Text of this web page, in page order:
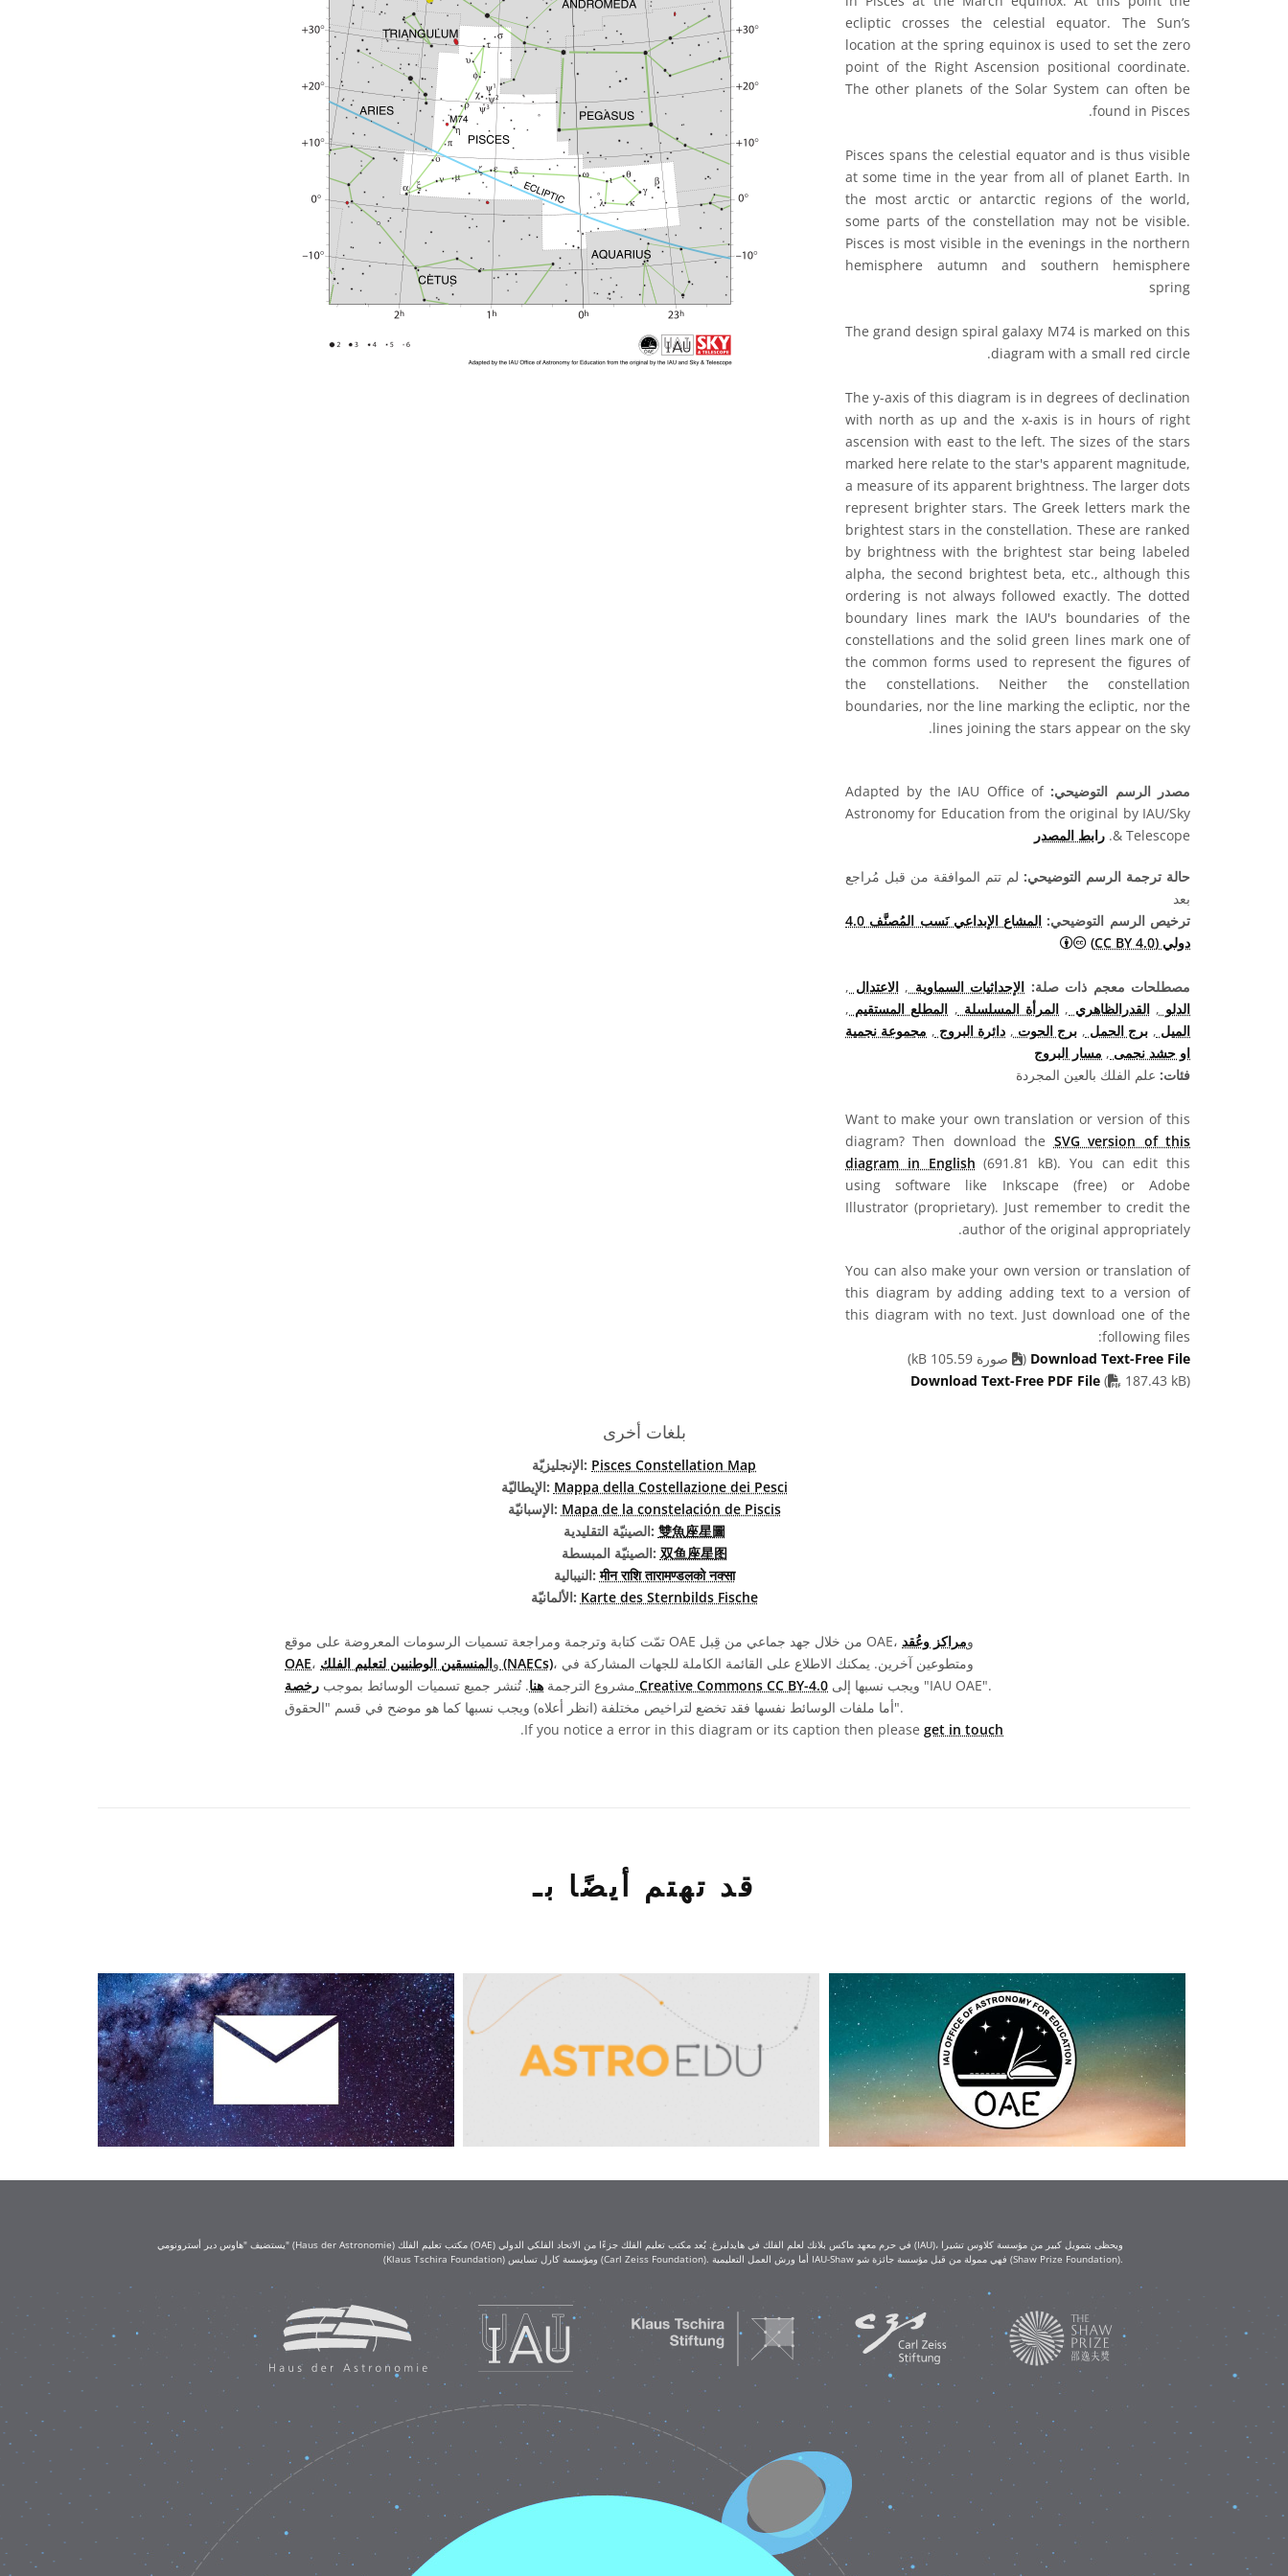
ecliptic crosses the celestial equator. The Sun’s
location at the spring equinox is used to set the zero
point of the Right Ascension positional coordinate.
The other planets of the Solar System can often be
found in Pisces.
Pisces spans the celestial equator and is thus visible
at some time in the year from all of planet Earth. In
the most arctic or antarctic regions of the world,
some parts of the constellation may not be visible.
Pisces is most visible in the evenings in the northern
hemisphere autumn and southern hemisphere
spring
The grand design spiral galaxy M74 is marked on this
diagram with a small red circle.
The y-axis of this diagram is in degrees of declination
with north as up and the x-axis is in hours of right
ascension with east to the left. The sizes of the stars
marked here relate to the star's apparent magnitude,
a measure of its apparent brightness. The larger dots
represent brighter stars. The Greek letters mark the
brightest stars in the constellation. These are ranked
by brightness with the brightest star being labeled
alpha, the second brightest beta, etc., although this
ordering is not always followed exactly. The dotted
boundary lines mark the IAU's boundaries of the
constellations and the solid green lines mark one of
the common forms used to represent the figures of
the constellations. Neither the constellation
boundaries, nor the line marking the ecliptic, nor the
lines joining the stars appear on the sky.
مصدر الرسم التوضيحي: Adapted by the IAU Office of
Astronomy for Education from the original by IAU/Sky
& Telescope. رابط المصدر
حالة ترجمة الرسم التوضيحي: لم تتم الموافقة من قبل مُراجع
بعد
ترخيص الرسم التوضيحي:
المشاع الإبداعي نَسب المُصنَّف 4.0
دولي (CC BY 4.0)
المشاع الإبداعي نَسب المُصنَّف 4.0 دولي (CC BY 4.0) أيقونات
مصطلحات معجم ذات صلة: الإحداثيات السماوية ,الاعتدال ,
الدلو ,القدرالظاهري , المرأة المسلسلة , المطلع المستقيم ,
الميل , برج الحمل , برج الحوت , دائرة البروج , مجموعة نجمية
او حشد نجمى , مسار البروج
فئات: علم الفلك بالعين المجردة
Want to make your own translation or version of this
diagram? Then download the SVG version of this
diagram in English (691.81 kB). You can edit this
using software like Inkscape (free) or Adobe
Illustrator (proprietary). Just remember to credit the
author of the original appropriately.
You can also make your own version or translation of
this diagram by adding adding text to a version of
this diagram with no text. Just download one of the
following files:
Download Text-Free File
(
صورة 105.59 kB)
Download Text-Free PDF File (
PDF file 187.43 kB)
بلغات أخرى
الإنجليزيّة: Pisces Constellation Map
الإيطاليّة: Mappa della Costellazione dei Pesci
الإسبانيّة: Mapa de la constelación de Piscis
الصينيّة التقليدية: 雙魚座星圖
الصينيّة المبسطة: 双鱼座星图
النيبالية:मीन राशि तारामण्डलको नक्सा
الألمانيّة: Karte des Sternbilds Fische
تمّت كتابة وترجمة ومراجعة تسميات الرسومات المعروضة على موقع OAE من خلال جهد جماعي من قِبل OAE، ومراكز وعُقد
OAE
، و المنسقين الوطنيين لتعليم الفلك (NAECs)، ومتطوعين آخرين. يمكنك الاطلاع على القائمة الكاملة للجهات المشاركة في
مشروع الترجمة هنا. تُنشر جميع تسميات الوسائط بموجب رخصة Creative Commons CC BY-4.0
أما ملفات الوسائط نفسها فقد تخضع لتراخيص مختلفة (انظر أعلاه) ويجب نسبها كما هو موضح في قسم "الحقوق".
If you notice a error in this diagram or its caption then please get in touch
.
قد تهتم أيضًا بـ
يستضيف "هاوس دير أسترونومي" (Haus der Astronomie) مكتب تعليم الفلك (OAE) في حرم معهد ماكس بلانك لعلم الفلك في هايدلبرغ. يُعد مكتب تعليم الفلك جزءًا من الاتحاد الفلكي الدولي (IAU)، ويحظى بتمويل كبير من مؤسسة كلاوس تشيرا
(Klaus Tschira Foundation) ومؤسسة كارل تسايس (Carl Zeiss Foundation). أما ورش العمل التعليمية IAU-Shaw فهي ممولة من قبل مؤسسة جائزة شو (Shaw Prize Foundation).